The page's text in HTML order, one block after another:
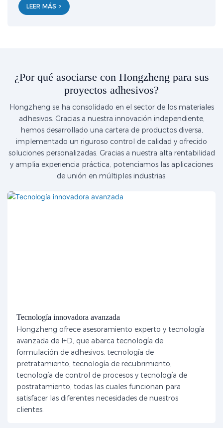
LEER MÁS >
¿Por qué asociarse con Hongzheng para sus
proyectos adhesivos?
Hongzheng se ha consolidado en el sector de los materiales
adhesivos. Gracias a nuestra innovación independiente,
hemos desarrollado una cartera de productos diversa,
implementado un riguroso control de calidad y ofrecido
soluciones personalizadas. Gracias a nuestra alta rentabilidad
y amplia experiencia práctica, potenciamos las aplicaciones
de unión en múltiples industrias.
Tecnología innovadora avanzada
Hongzheng ofrece asesoramiento experto y tecnología
avanzada de I+D, que abarca tecnología de
formulación de adhesivos, tecnología de
pretratamiento, tecnología de recubrimiento,
tecnología de control de procesos y tecnología de
postratamiento, todas las cuales funcionan para
satisfacer las diferentes necesidades de nuestros
clientes.